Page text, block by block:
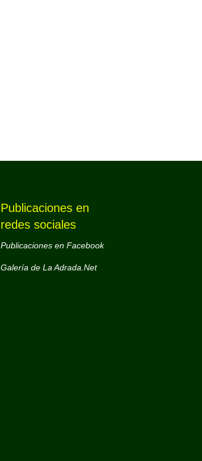
Publicaciones en
redes sociales
Publicaciones en Facebook
Galería de La Adrada.Net